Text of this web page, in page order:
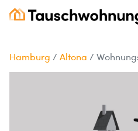
Hamburg / Altona /